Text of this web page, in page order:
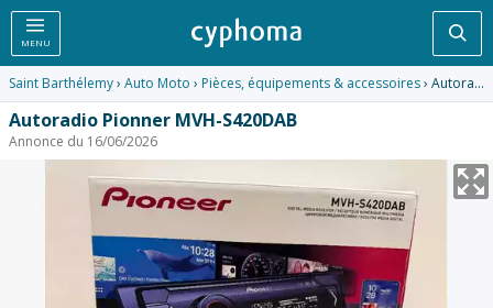
MENU
Saint Barthélemy› Auto Moto › Pièces, équipements & accessoires› Autoradio Pionner MVH-S420DAB
Autoradio Pionner MVH-S420DAB
Annonce du 16/06/2026